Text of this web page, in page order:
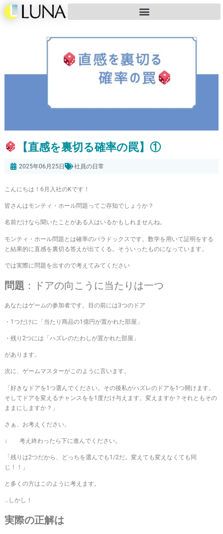
【直感を裏切る確率の罠】①
2025年06月25日 社員の日常
こんにちは！6月入社のKです！
皆さんはモンティ・ホール問題ってご存知でしょうか？
名前だけなら聞いたことがある人はいるかもしれませんね。
モンティ・ホール問題とは確率のパラドックスです。数学を用いて証明をする
と結果的に直感を裏切る答えが出てくる。そういったものになっています。
では実際に問題を出すので考えてみてください
問題 ：ドアの向こうに当たりは一つ
あなたはゲームの参加者です。目の前には3つのドア
・1つだけに「当たり商品の1億円が置かれた部屋」
・残り2つには「ハズレのたわしが置かれた部屋」
があります。
次に、ゲームマスターがこのように言います。
「好きなドアを1つ選んでください。その後私がハズレのドアを1つ開けます。
そしてドアを変えるチャンスをを1度だけ与えます。変えますか？それともその
ままにしますか？」
さぁ、お考えください。
↓ 考え終わったら下に進んでください。
「残りは2つだから、どっちを選んでも1/2だ。変えても変えなくても同
じ！！」
と多くの方はこのように考えます。
…しかし！
実際の正解は